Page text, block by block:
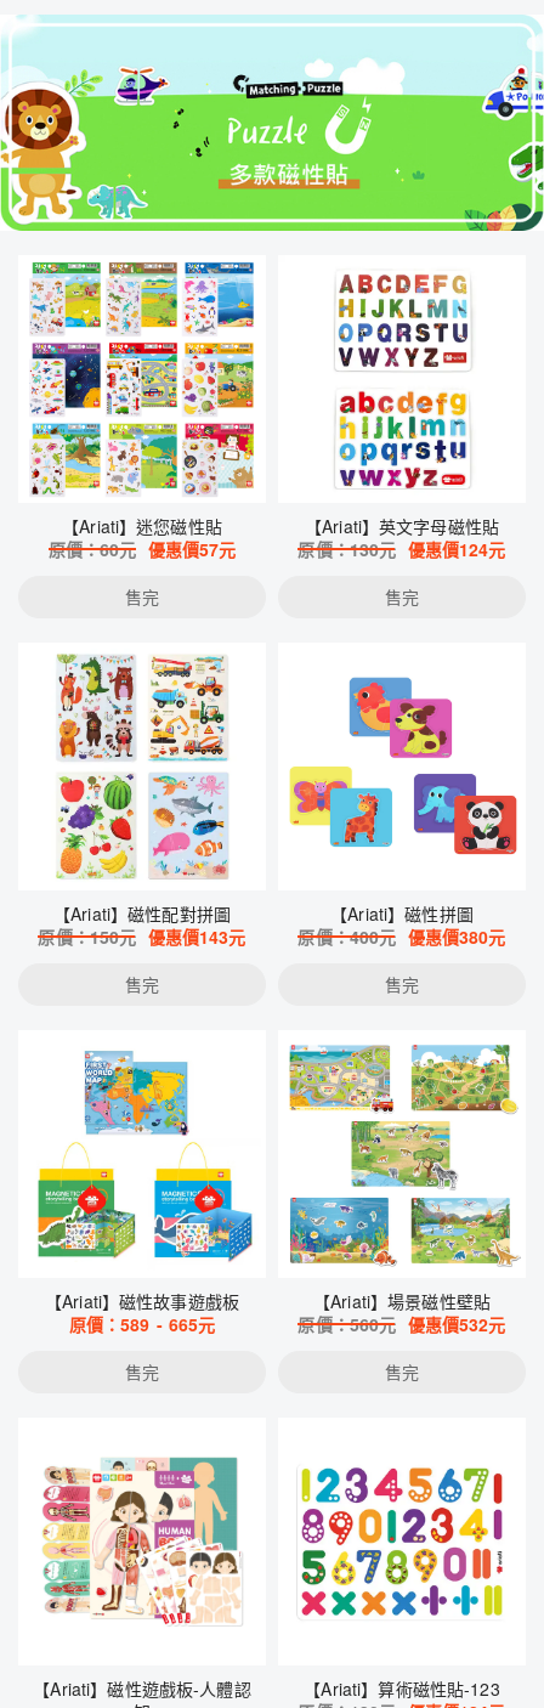
【Ariati】迷您磁性貼
原價：60元 優惠價57元
售完
【Ariati】英文字母磁性貼
原價：130元 優惠價124元
售完
【Ariati】磁性配對拼圖
原價：150元 優惠價143元
售完
【Ariati】磁性拼圖
原價：400元 優惠價380元
售完
【Ariati】磁性故事遊戲板
原價：589 - 665元
售完
【Ariati】場景磁性壁貼
原價：560元 優惠價532元
售完
【Ariati】磁性遊戲板-人體認
【Ariati】算術磁性貼-123